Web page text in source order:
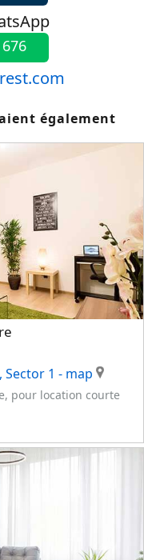
également
Sector 1 - map
pour location courte